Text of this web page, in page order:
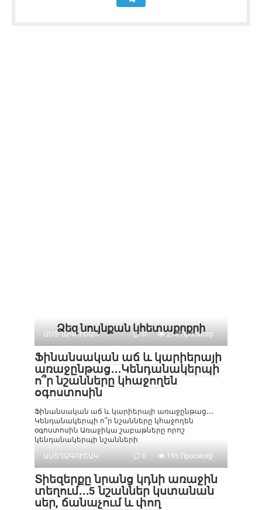
Ձեզ նույնքան կհետաքրքրի
ԱՍՏՂԱԳՈՒՇԱԿ 0 218 Просмотр
Ֆինանսական աճ և կարիերայի
առաջընթաց․․․Կենդանակերպի
ո՞ր նշանները կհաջողեն
օգոստոսին
Ֆինանսական աճ և կարիերայի առաջընթաց․․․
Կենդանակերպի ո՞ր նշանները կհաջողեն
օգոստոսին Առաջիկա շաբաթները որոշ
կենդանակերպի նշանների
ԱՍՏՂԱԳՈՒՇԱԿ
0 195 Просмотр
Տիեզերքը նրանց կդնի առաջին
տեղում․․․5 նշաններ կստանան
սեր, ճանաչում և փող